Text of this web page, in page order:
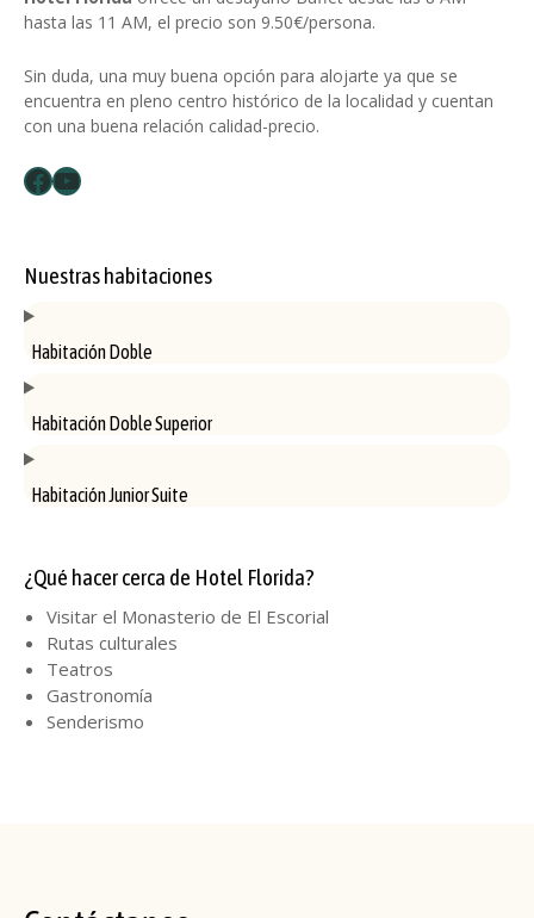
hasta las 11 AM, el precio son 9.50€/persona.
Sin duda, una muy buena opción para alojarte ya que se
encuentra en pleno centro histórico de la localidad y cuentan
con una buena relación calidad-precio.
Facebook YouTube
Nuestras habitaciones
Habitación Doble
Habitación Doble Superior
Habitación Junior Suite
¿Qué hacer cerca de Hotel Florida?
Visitar el Monasterio de El Escorial
Rutas culturales
Teatros
Gastronomía
Senderismo